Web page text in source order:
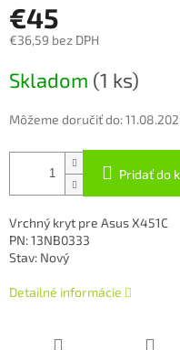
€45
€36,59 bez DPH
cena:
Skladom (1 ks)
Môžeme doručiť do:
Pridať do
Vrchný kryt pre Asus X451C
PN: 13NB0333
Stav: Nový
Detailné informácie